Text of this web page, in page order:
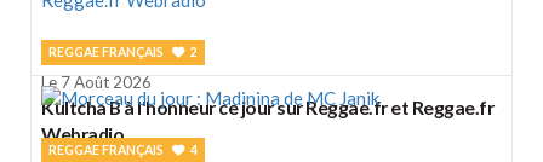
REGGAE FRANÇAIS 2
Le 7 Août 2026
Kultcha B à l'honneur ce jour sur Reggae.fr et Reggae.fr
Webradio
REGGAE FRANÇAIS 4